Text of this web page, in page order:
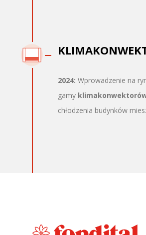
2024: Wprowadzenie na
gamy
chłodzenia budynków